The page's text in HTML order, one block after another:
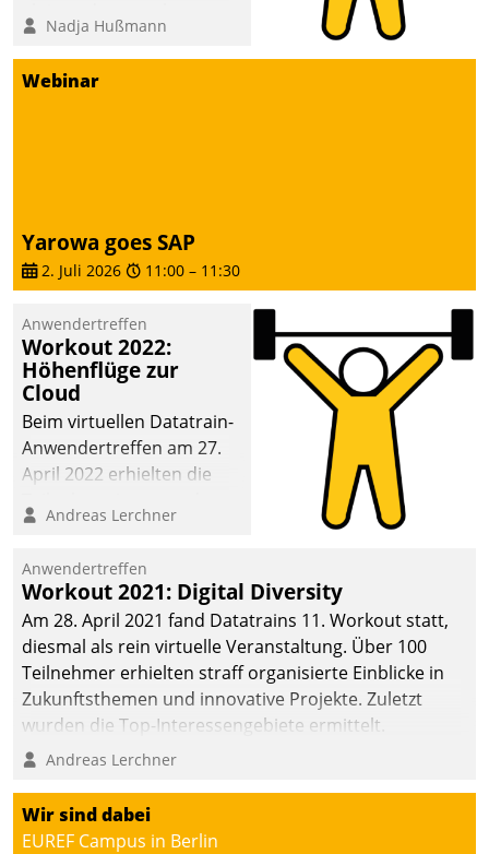
methodisch
Vernetzungsideen fürs
Quartier. Dazwischen
Nadja Hußmann
Webinar
Yarowa goes SAP
2. Juli 2026 11:00 – 11:30
Anwendertreffen
Workout 2022:
Höhenflüge zur
Cloud
Beim virtuellen Datatrain-
Anwendertreffen am 27.
April 2022 erhielten die
Teilnehmer kurzweilige
Cloud-Strategien und -
Lösungen mit hohem
Zukunftspotenzial.
Andreas Lerchner
Anwendertreffen
Workout 2021: Digital Diversity
Am 28. April 2021 fand Datatrains 11. Workout statt,
diesmal als rein virtuelle Veranstaltung. Über 100
Teilnehmer erhielten straff organisierte Einblicke in
Zukunftsthemen und innovative Projekte. Zuletzt
wurden die Top-Interessengebiete ermittelt.
Andreas Lerchner
Wir sind dabei
EUREF Campus in Berlin